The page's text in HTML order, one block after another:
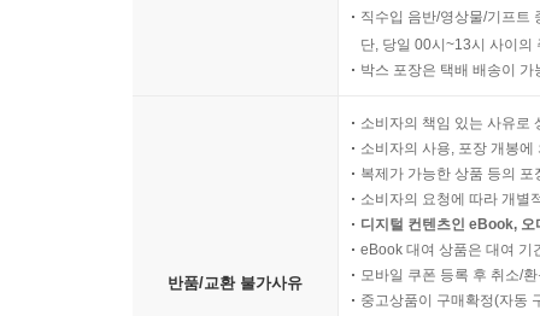
직수입 음반/영상물/기프트
단, 당일 00시~13시 사이의
박스 포장은 택배 배송이
반품/교환 불가사유
소비자의 책임 있는 사유로
소비자의 사용, 포장 개봉
복제가 가능한 상품 등의
소비자의 요청에 따라 개별
디지털 컨텐츠인 eBook,
eBook 대여 상품은 대여 기
모바일 쿠폰 등록 후 취소/
중고상품이 구매확정(자동